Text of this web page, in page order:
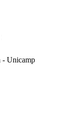
- Unicamp